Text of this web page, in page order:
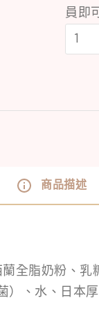
員即
商品描述
全脂奶粉、
、水、日本